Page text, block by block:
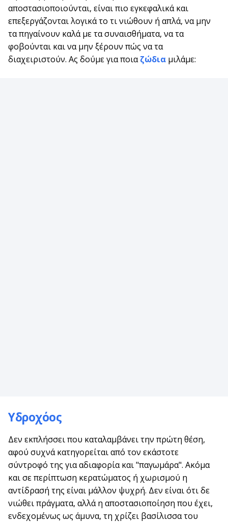
αποστασιοποιούνται, είναι πιο εγκεφαλικά και
επεξεργάζονται λογικά το τι νιώθουν ή απλά, να μην
τα πηγαίνουν καλά με τα συναισθήματα, να τα
φοβούνται και να μην ξέρουν πώς να τα
διαχειριστούν. Ας δούμε για ποιαζώδια μιλάμε:
Υδροχόος
Δεν εκπλήσσει που καταλαμβάνει την πρώτη θέση,
αφού συχνά κατηγορείται από τον εκάστοτε
σύντροφό της για αδιαφορία και "παγωμάρα". Ακόμα
και σε περίπτωση κερατώματος ή χωρισμού η
αντίδρασή της είναι μάλλον ψυχρή. Δεν είναι ότι δε
νιώθει πράγματα, αλλά η αποστασιοποίηση που έχει,
ενδεχομένως ως άμυνα, τη χρίζει βασίλισσα του